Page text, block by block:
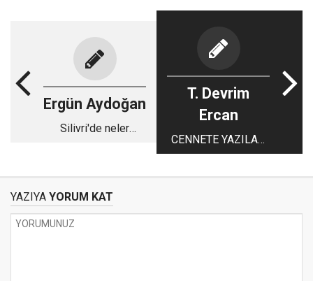
Ergün Aydoğan
Silivri'de neler
T. Devrim
Ercan
CENNETE YAZILAN
MEKTUBU UNUTTUN
YAZIYA YORUM KAT